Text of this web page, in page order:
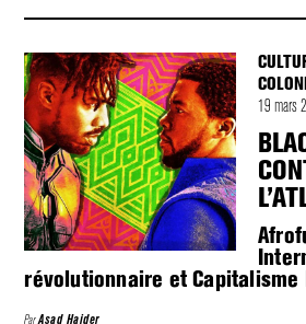
19 mars
révolutionnaire et Capitalisme
ParAsad Haider